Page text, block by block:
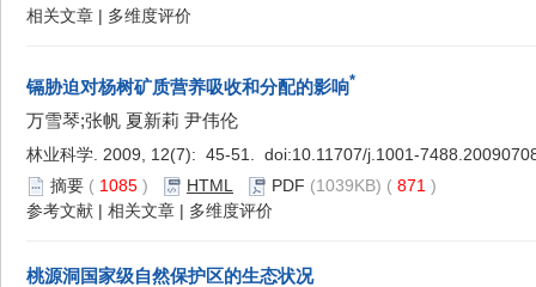
相关文章 | 多维度评价
镉胁迫对杨树矿质营养吸收和分配的影响*
万雪琴;张帆 夏新莉 尹伟伦
林业科学. 2009, 12(7): 45-51. doi:10.11707/j.1001-
摘要 ( 1085 ) HTML PDF (1039KB) ( 871 )
参考文献 | 相关文章 | 多维度评价
桃源洞国家级自然保护区的生态状况